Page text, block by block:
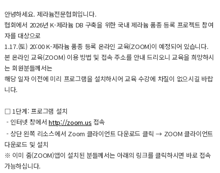
안녕하세요. 제라늄전문협회입니다.
협회에서 2026년 K-제라늄 DB 구축을 위한 국내 제라늄 품종 등록 프로젝트 참여
자를 대상으로
1.17.(토) 20:00 K-제라늄 품종 등록 온라인 교육(ZOOM)이 예정되어 있습니다.
본 온라인 교육(ZOOM) 이용 방법 및 접속 주소를 안내 드리오니 교육을 희망하시
는 회원분들께서는
해당 일자 이전에 미리 프로그램을 설치하시어 교육 수강에 차질이 없으시길 바랍
니다.
□ 1단계: 프로그램 설치
- 인터넷 창에서http://zoom.us 접속
- 상단 왼쪽 리소스에서 Zoom 클라이언트 다운로드 클릭 → ZOOM 클라이언트
다운로드 및 설치
※ 이미 줌(ZOOM)앱이 설치된 분들께서는 아래의 링크를 클릭하시면 바로 접속
가능하십니다.